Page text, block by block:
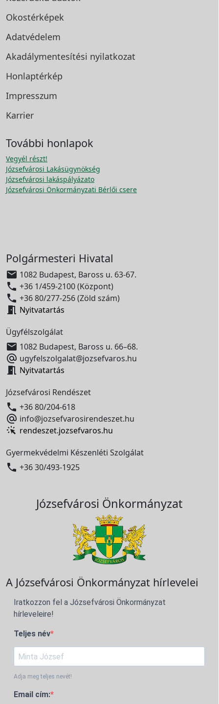
Okostérképek
Adatvédelem
Akadálymentesítési nyilatkozat
Honlaptérkép
Impresszum
Karrier
További honlapok
Vegyél részt!
Józsefvárosi Lakásügynökség
Józsefvárosi lakáspályázato
Józsefvárosi Önkormányzati Bérlői csere
Polgármesteri Hivatal
 1082 Budapest, Baross u. 63-67.
 +36 1/459-2100 (Központ)
 +36 80/277-256 (Zöld szám)
 Nyitvatartás
Ügyfélszolgálat
 1082 Budapest, Baross u. 66–68.
 ugyfelszolgalat@jozsefvaros.hu
 Nyitvatartás
Józsefvárosi Rendészet
 +36 80/204-618
 info@jozsefvarosirendeszet.hu
rendeszet.jozsefvaros.hu
Gyermekvédelmi Készenléti Szolgálat
 +36 30/493-1925
Józsefvárosi Önkormányzat
A Józsefvárosi Önkormányzat hírlevelei
Iratkozzon fel a Józsefvárosi Önkormányzat
hírleveleire!
Teljes név
Adja meg teljes nevét!
Email cím: